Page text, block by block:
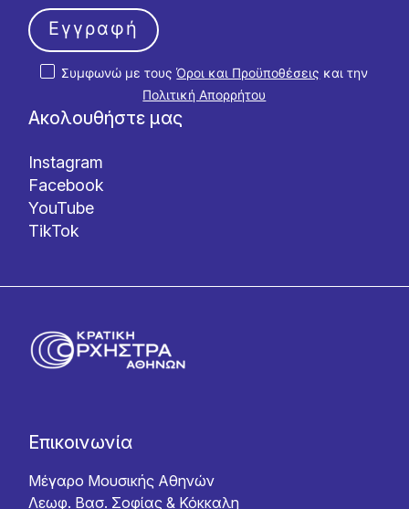
Ακολουθήστε μας
Instagram
Facebook
YouTube
TikTok
Συμφωνώ με τουςΌροι και Προϋποθέσεις και την
Πολιτική Απορρήτου
Εγγραφή
Επικοινωνία
Μέγαρο Μουσικής Αθηνών
Λεωφ. Βασ. Σοφίας & Κόκκαλη